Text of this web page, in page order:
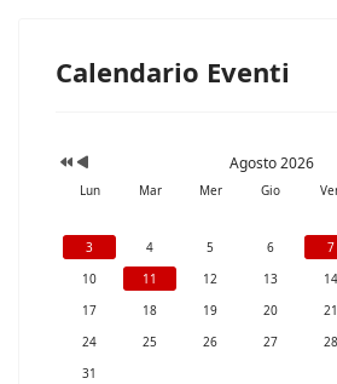
Calendario Eventi
Agosto 2026
Lun Mar Mer Gio
3
4 5 6 7
10
11 12 13 14
17
18 19 20 21
24
25 26 27 28
31